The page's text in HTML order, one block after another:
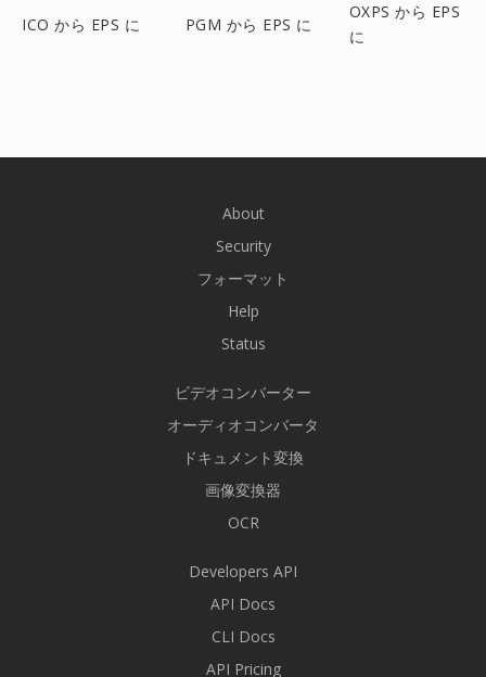
ICO から EPS に PGM から EPS に
OXPS から EPS
に
About
Security
フォーマット
Help
Status
ビデオコンバーター
オーディオコンバータ
ドキュメント変換
画像変換器
OCR
Developers API
API Docs
CLI Docs
API Pricing